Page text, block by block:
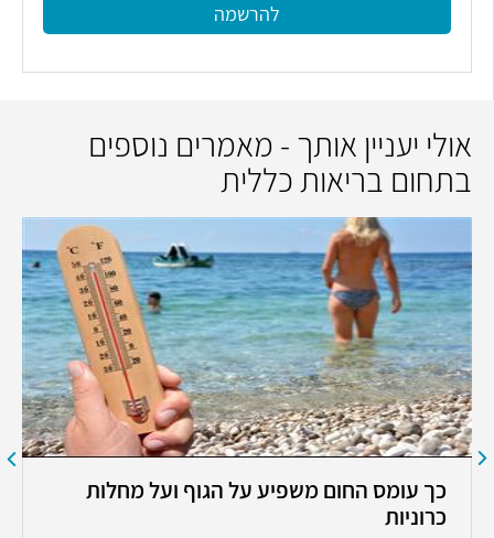
להרשמה
אולי יעניין אותך - מאמרים נוספים
בתחום בריאות כללית
כך עומס החום משפיע על הגוף ועל מחלות
כרוניות